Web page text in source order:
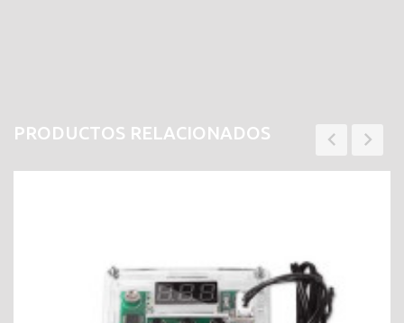
PRODUCTOS RELACIONADOS